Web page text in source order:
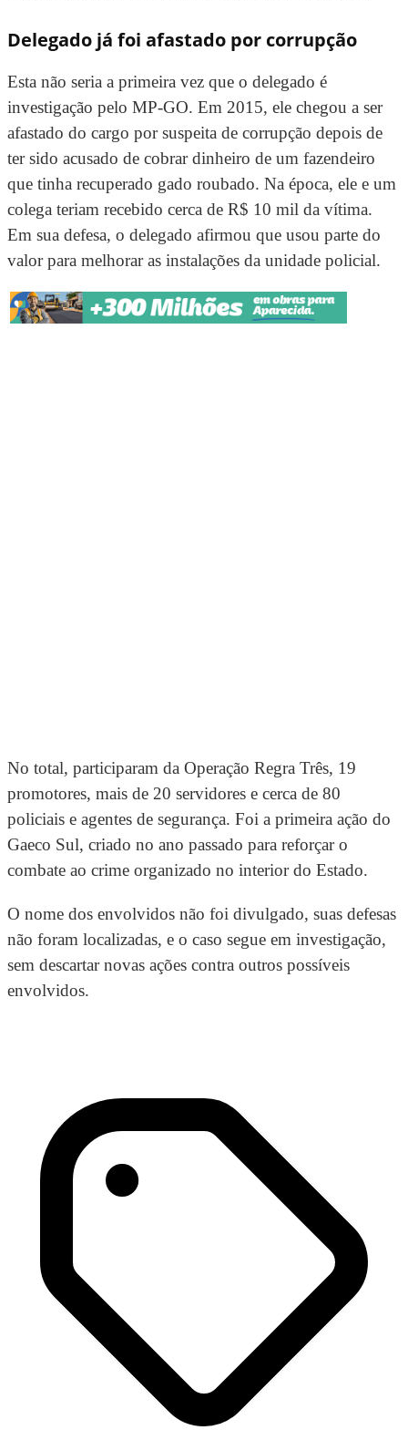
Delegado já foi afastado por corrupção
Esta não seria a primeira vez que o delegado é
investigação pelo MP-GO. Em 2015, ele chegou a ser
afastado do cargo por suspeita de corrupção depois de
ter sido acusado de cobrar dinheiro de um fazendeiro
que tinha recuperado gado roubado. Na época, ele e um
colega teriam recebido cerca de R$ 10 mil da vítima.
Em sua defesa, o delegado afirmou que usou parte do
valor para melhorar as instalações da unidade policial.
No total, participaram da Operação Regra Três, 19
promotores, mais de 20 servidores e cerca de 80
policiais e agentes de segurança. Foi a primeira ação do
Gaeco Sul, criado no ano passado para reforçar o
combate ao crime organizado no interior do Estado.
O nome dos envolvidos não foi divulgado, suas defesas
não foram localizadas, e o caso segue em investigação,
sem descartar novas ações contra outros possíveis
envolvidos.